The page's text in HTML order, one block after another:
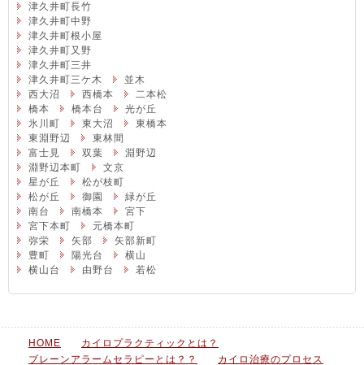
津久井町長竹
津久井町中野
津久井町根小屋
津久井町又野
津久井町三井
津久井町三ケ木
並木
西大沼
西橋本
二本松
橋本
橋本台
光が丘
氷川町
東大沼
東橋本
東淵野辺
東林間
富士見
双葉
淵野辺
淵野辺本町
文京
星が丘
松が枝町
松が丘
御園
緑が丘
南台
南橋本
宮下
宮下本町
元橋本町
弥栄
矢部
矢部新町
豊町
陽光台
横山
横山台
由野台 若松
HOME
カイロプラクティックとは？
ブレーンアラームセラピーとは？？
カイロ治療のプロセス